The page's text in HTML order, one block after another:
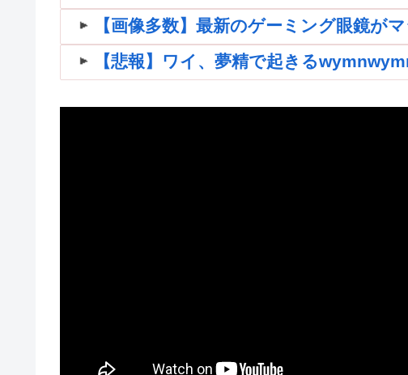
【画像多数】最新のゲーミング眼鏡が
【悲報】ワイ、夢精で起きる